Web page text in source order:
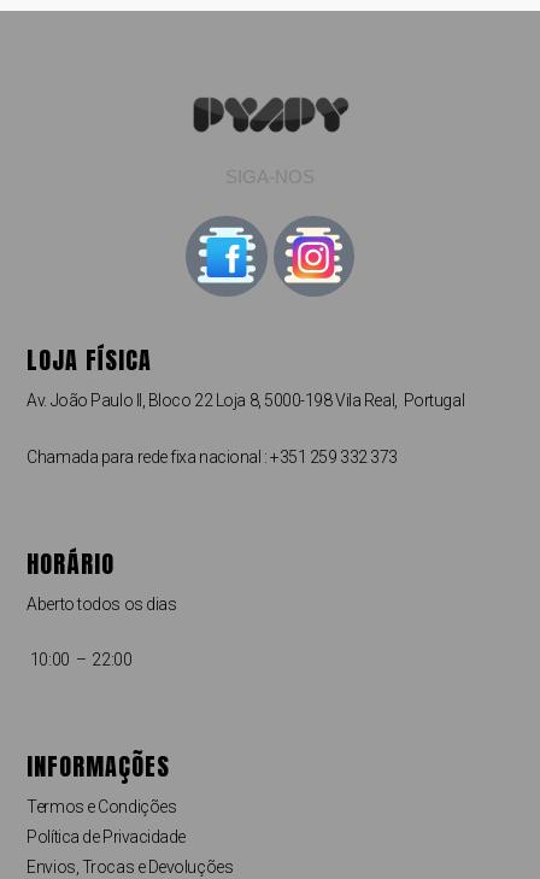
SIGA-NOS
LOJA FÍSICA
Av. João Paulo II, Bloco 22 Loja 8, 5000-198 Vila Real, Portugal
Chamada para rede fixa nacional : +351 259 332 373
HORÁRIO
Aberto todos os dias
10:00 – 22:00
INFORMAÇÕES
Termos e Condições
Política de Privacidade
Envios, Trocas e Devoluções